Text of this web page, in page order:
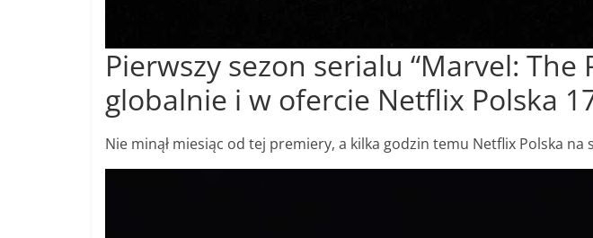
Pierwszy sezon serialu “Marvel: The
globalnie i w ofercie Netflix Polska
Nie minął miesiąc od tej premiery, a kilka godzin temu Netflix Polska